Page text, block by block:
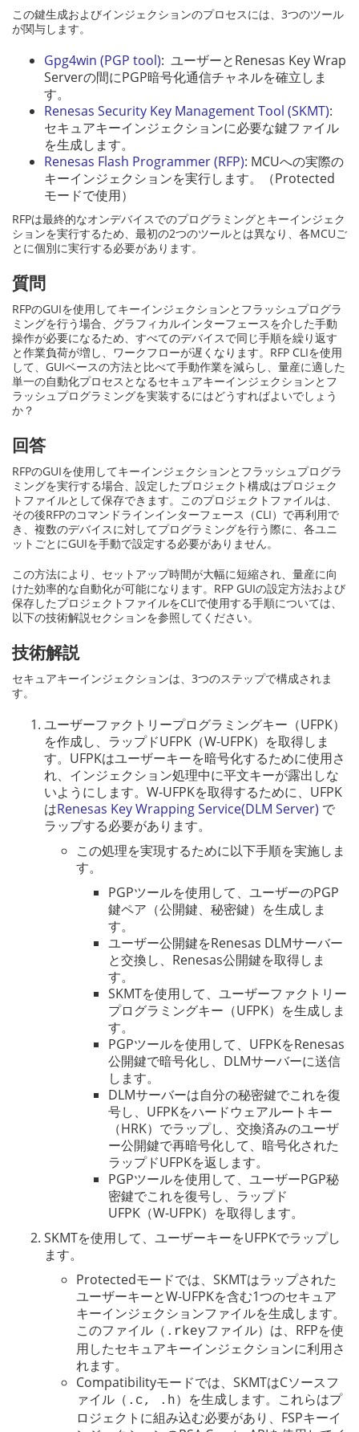
この鍵生成およびインジェクションのプロセスには、3つのツール
が関与します。
Gpg4win (PGP tool): ユーザーとRenesas Key Wrap
Serverの間にPGP暗号化通信チャネルを確立しま
す。
Renesas Security Key Management Tool (SKMT):
セキュアキーインジェクションに必要な鍵ファイル
を生成します。
Renesas Flash Programmer (RFP): MCUへの実際の
キーインジェクションを実行します。（Protected
モードで使用）
RFPは最終的なオンデバイスでのプログラミングとキーインジェク
ションを実行するため、最初の2つのツールとは異なり、各MCUご
とに個別に実行する必要があります。
質問
RFPのGUIを使用してキーインジェクションとフラッシュプログラ
ミングを行う場合、グラフィカルインターフェースを介した手動
操作が必要になるため、すべてのデバイスで同じ手順を繰り返す
と作業負荷が増し、ワークフローが遅くなります。RFP CLIを使用
して、GUIベースの方法と比べて手動作業を減らし、量産に適した
単一の自動化プロセスとなるセキュアキーインジェクションとフ
ラッシュプログラミングを実装するにはどうすればよいでしょう
か？
回答
RFPのGUIを使用してキーインジェクションとフラッシュプログラ
ミングを実行する場合、設定したプロジェクト構成はプロジェク
トファイルとして保存できます。このプロジェクトファイルは、
その後RFPのコマンドラインインターフェース（CLI）で再利用で
き、複数のデバイスに対してプログラミングを行う際に、各ユニ
ットごとにGUIを手動で設定する必要がありません。
この方法により、セットアップ時間が大幅に短縮され、量産に向
けた効率的な自動化が可能になります。RFP GUIの設定方法および
保存したプロジェクトファイルをCLIで使用する手順については、
以下の技術解説セクションを参照してください。
技術解説
セキュアキーインジェクションは、3つのステップで構成されま
す。
ユーザーファクトリープログラミングキー（UFPK）
を作成し、ラップドUFPK（W-UFPK）を取得しま
す。UFPKはユーザーキーを暗号化するために使用さ
れ、インジェクション処理中に平文キーが露出しな
いようにします。W-UFPKを取得するために、UFPK
はRenesas Key Wrapping Service(DLM Server) で
ラップする必要があります。
この処理を実現するために以下手順を実施しま
す。
PGPツールを使用して、ユーザーのPGP
鍵ペア（公開鍵、秘密鍵）を生成しま
す。
ユーザー公開鍵をRenesas DLMサーバー
と交換し、Renesas公開鍵を取得しま
す。
SKMTを使用して、ユーザーファクトリー
プログラミングキー（UFPK）を生成しま
す。
PGPツールを使用して、UFPKをRenesas
公開鍵で暗号化し、DLMサーバーに送信
します。
DLMサーバーは自分の秘密鍵でこれを復
号し、UFPKをハードウェアルートキー
（HRK）でラップし、交換済みのユーザ
ー公開鍵で再暗号化して、暗号化された
ラップドUFPKを返します。
PGPツールを使用して、ユーザーPGP秘
密鍵でこれを復号し、ラップド
UFPK（W-UFPK）を取得します。
SKMTを使用して、ユーザーキーをUFPKでラップし
ます。
Protectedモードでは、SKMTはラップされた
ユーザーキーとW-UFPKを含む1つのセキュア
キーインジェクションファイルを生成します。
このファイル（ .rkeyファイル）は、RFPを使
用したセキュアキーインジェクションに利用さ
れます。
Compatibilityモードでは、SKMTはCソースフ
ァイル（ .c, .h）を生成します。これらはプ
ロジェクトに組み込む必要があり、FSPキーイ